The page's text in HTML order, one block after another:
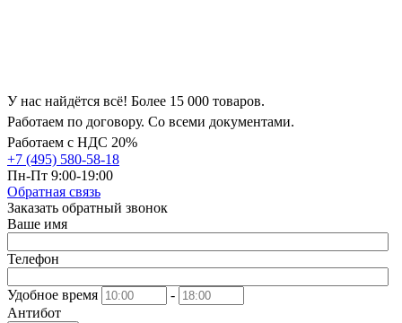
У нас найдётся всё! Более 15 000 товаров.
Работаем по договору. Со всеми документами.
Работаем с НДС 20%
+7 (495) 580-58-18
Пн-Пт 9:00-19:00
Обратная связь
Заказать обратный звонок
Ваше имя
Телефон
Удобное время
-
Антибот